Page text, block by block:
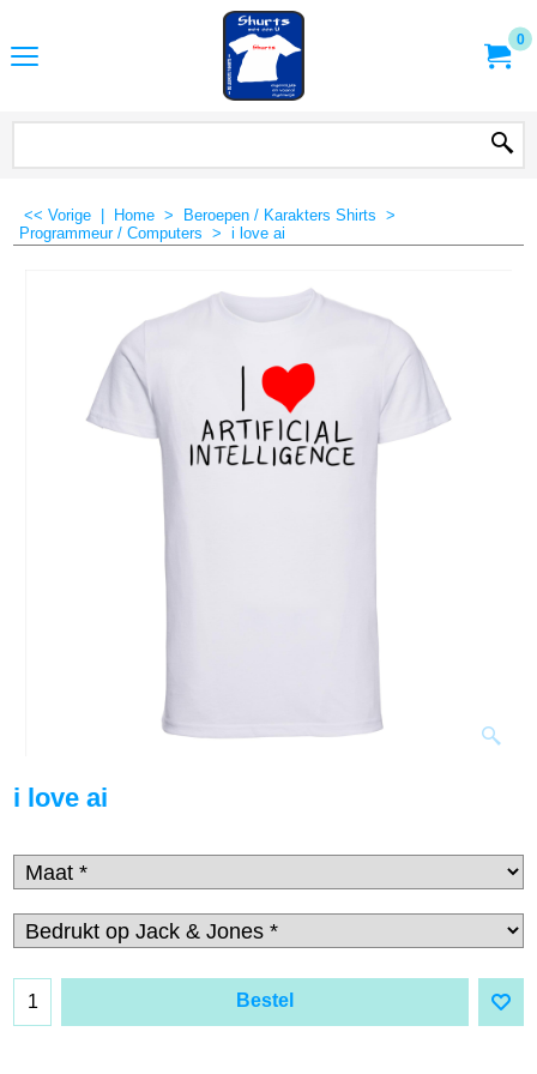
0
<< Vorige Home > Beroepen / Karakters Shirts >
Programmeur / Computers > i love ai
i love ai
Bestel